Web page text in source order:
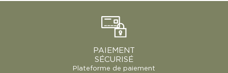
PAIEMENT
SÉCURISÉ
Plateforme de paiement